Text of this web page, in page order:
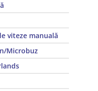
viteze manuală
Microbuz